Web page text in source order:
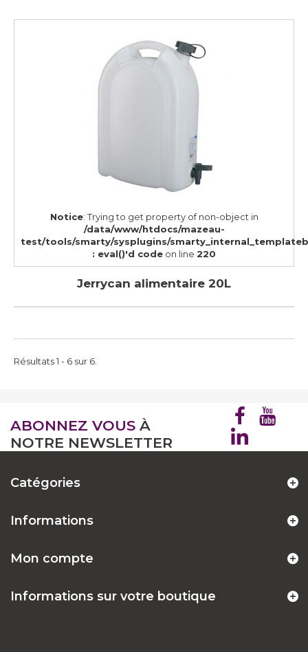
Notice: Trying to get property of non-object in
/data/www/htdocs/mazeau-
test/tools/smarty/sysplugins/
: eval()'d code on line 220
Jerrycan alimentaire 20L
Résultats 1 - 6 sur 6.
ABONNEZ VOUS À
NOTRE NEWSLETTER
Catégories
Informations
Mon compte
Informations sur votre boutique